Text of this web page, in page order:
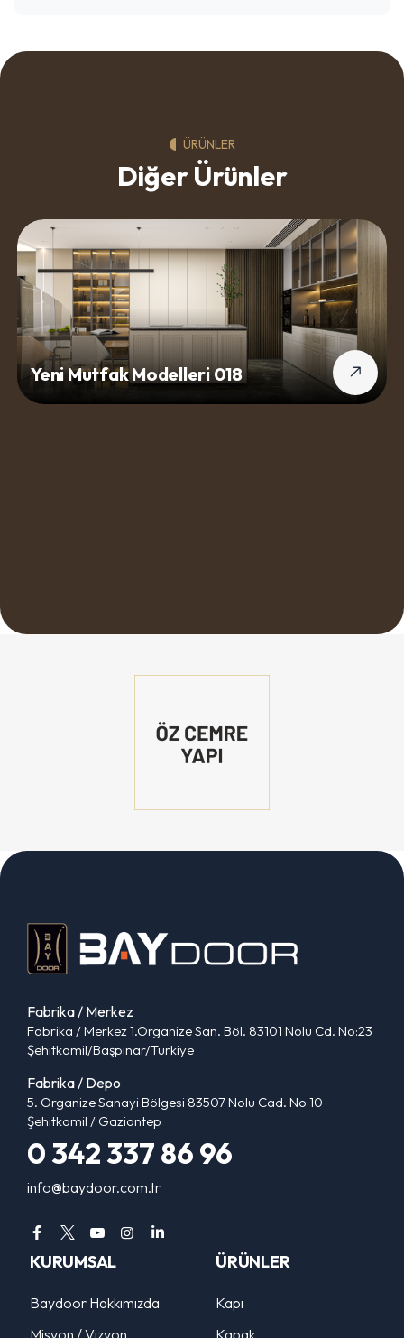
ÜRÜNLER
Diğer Ürünler
Yeni Mutfak Modelleri 018
Fabrika / Merkez
Fabrika / Merkez 1.Organize San. Böl. 83101 Nolu Cd. No:23
Şehitkamil/Başpınar/Türkiye
Fabrika / Depo
5. Organize Sanayi Bölgesi 83507 Nolu Cad. No:10
Şehitkamil / Gaziantep
0 342 337 86 96
info@baydoor.com.tr
KURUMSAL
Baydoor Hakkımızda
ÜRÜNLER
Kapı